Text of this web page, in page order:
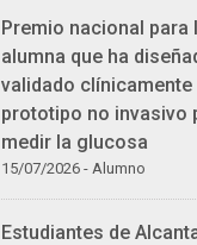
Premio nacional para
alumna que ha
validado clínicamente
prototipo no invasivo
medir la glucosa
15/07/2026 - Alumno
Estudiantes de